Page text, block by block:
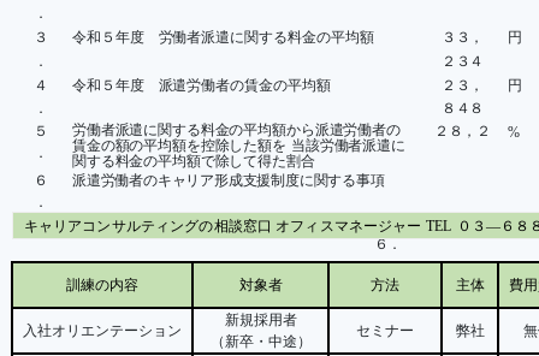
．
３
．
令和５年度 労働者派遣に関する料金の平均額
３３，
２３４
円
４
．
令和５年度 派遣労働者の賃金の平均額
２３，
８４８
円
５
．
労働者派遣に関する料金の平均額から派遣労働者の
賃金の額の平均額を控除した額を 当該労働者派遣に
関する料金の平均額で除して得た割合
２８，２ %
６
．
６．
派遣労働者のキャリア形成支援制度に関する事項
キャリアコンサルティングの相談窓口 オフィスマネージャー TEL ０３―６８
訓練の内容 対象者 方法 主体 費
入社オリエンテーション
新規採用者
（新卒・中途）
セミナー 弊社